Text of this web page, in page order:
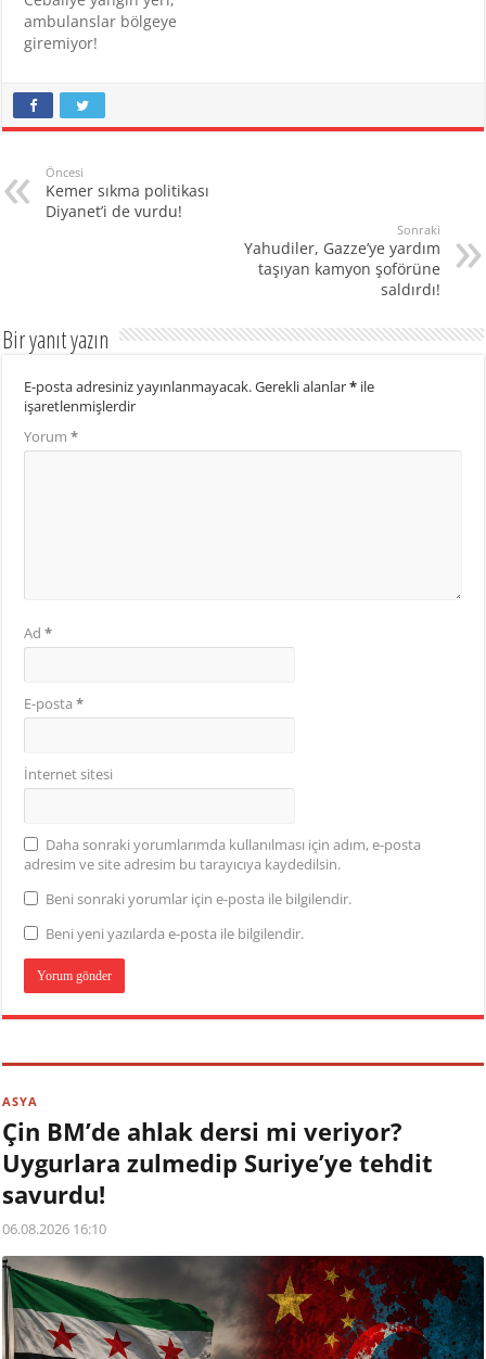
hedef alıyor.
Yetkililerden yapılan
açıklamaya göre, İşgalci
ayında Gazze Şeridi’ndeki
en büyük embriyo…
ambulanslar bölgeye
giremiyor!
Öncesi
Kemer sıkma politikası
Diyanet’i de vurdu!
Sonraki
Yahudiler, Gazze’ye yardım
taşıyan kamyon şoförüne
saldırdı!
Bir yanıt yazın
E-posta adresiniz yayınlanmayacak.Gerekli alanlar* ile
işaretlenmişlerdir
Yorum*
Ad*
E-posta*
İnternet sitesi
Daha sonraki yorumlarımda kullanılması için adım, e-posta
adresim ve site adresim bu tarayıcıya kaydedilsin.
Beni sonraki yorumlar için e-posta ile bilgilendir.
Beni yeni yazılarda e-posta ile bilgilendir.
ASYA
Çin BM’de ahlak dersi mi veriyor?
Uygurlara zulmedip Suriye’ye tehdit
savurdu!
06.08.2026 16:10